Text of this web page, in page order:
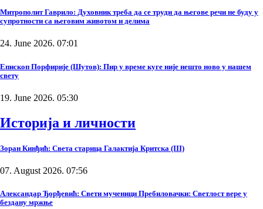
Митрополит Гаврило: Духовник треба да се труди да његове речи не буду у
супротности са његовим животом и делима
24. June 2026. 07:01
Епископ Порфирије (Шутов): Пир у време куге није нешто ново у нашем
свету
19. June 2026. 05:30
Историја и личности
Зоран Кинђић: Света старица Галактија Критска (III)
07. August 2026. 07:56
Александар Ђорђевић: Свети мученици Пребиловачки: Светлост вере у
бездану мржње